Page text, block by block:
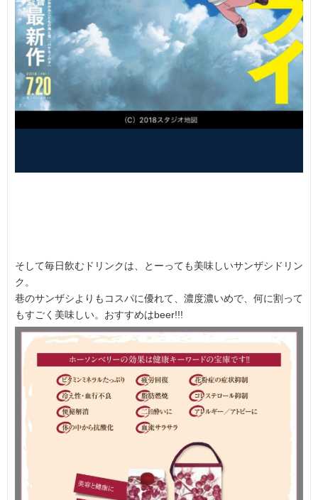
そして毎日飲むドリンクは、とーっても美味しいサンザシドリン
ク。
巷のサンザシよりもコスパに優れて、濃度濃いめで、何に割って
もすごく美味しい。おすすめはbeer!!!